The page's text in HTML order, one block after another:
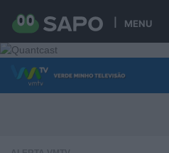
MENU
Skip to content